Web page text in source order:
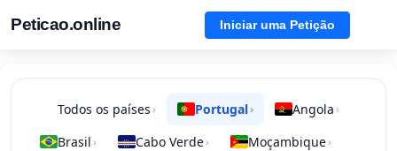
Peticao.online Iniciar uma Petição
Todos os países › Portugal› Angola ›
Brasil › Cabo Verde› Moçambique›